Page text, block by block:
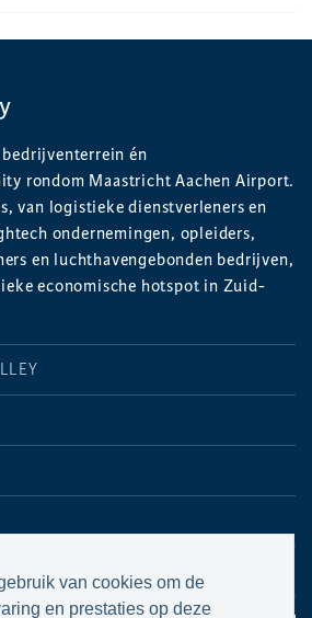
van cookies om de
en prestaties op deze
én
rondom Maastricht Aachen Airport.
van logistieke dienstverleners en
ondernemingen, opleiders,
en luchthavengebonden bedrijven,
economische hotspot in Zuid-